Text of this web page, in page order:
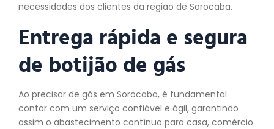
necessidades dos clientes da região de Sorocaba.
Entrega rápida e segura
de botijão de gás
Ao precisar de gás em Sorocaba, é fundamental
contar com um serviço confiável e ágil, garantindo
assim o abastecimento contínuo para casa, comércio